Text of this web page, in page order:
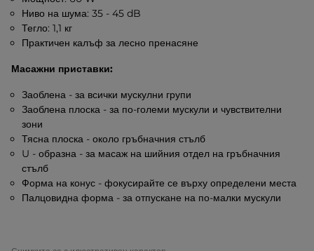
Ниво на шума: 35 - 45 dB
Тегло: 1,1 кг
Практичен калъф за лесно пренасяне
Масажни приставки:
Заоблена - за всички мускулни групи
Заоблена плоска - за по-големи мускули и чувствителни
зони
Тясна плоска - около гръбначния стълб
U - образна - за масаж на шийния отдел на гръбначния
стълб
Форма на конус - фокусирайте се върху определени места
Палцовидна форма - за отпускане на по-малки мускули